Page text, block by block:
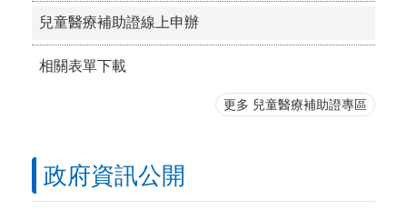
兒童醫療補助證線上申辦
相關表單下載
更多 兒童醫療補助證專區
政府資訊公開